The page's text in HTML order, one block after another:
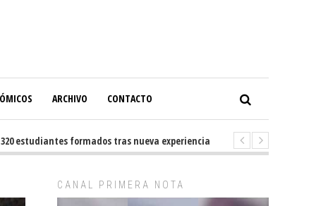
ARCHIVO CONTACTO
formados tras nueva experiencia internacional en Buenos
CANAL PRIMERA NOTA